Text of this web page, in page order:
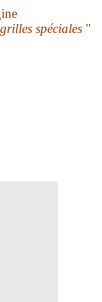
grilles spéciales"